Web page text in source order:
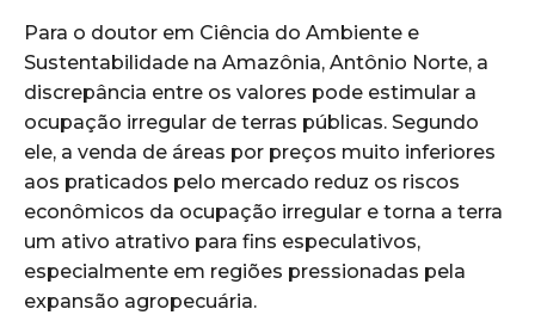
Para o doutor em Ciência do Ambiente e
Sustentabilidade na Amazônia, Antônio Norte, a
discrepância entre os valores pode estimular a
ocupação irregular de terras públicas. Segundo
ele, a venda de áreas por preços muito inferiores
aos praticados pelo mercado reduz os riscos
econômicos da ocupação irregular e torna a terra
um ativo atrativo para fins especulativos,
especialmente em regiões pressionadas pela
expansão agropecuária.